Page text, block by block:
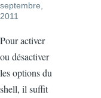
septembre,
2011
Pour activer
ou désactiver
les options du
shell, il suffit